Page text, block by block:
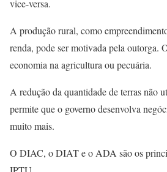
vice-versa.
A produção rural, como
renda, pode ser motivada pela outorga.
economia na agricultura ou pecuária.
A redução da quantidade de terras não
permite que o governo desenvolva
muito mais.
O DIAC, o DIAT e o ADA são os